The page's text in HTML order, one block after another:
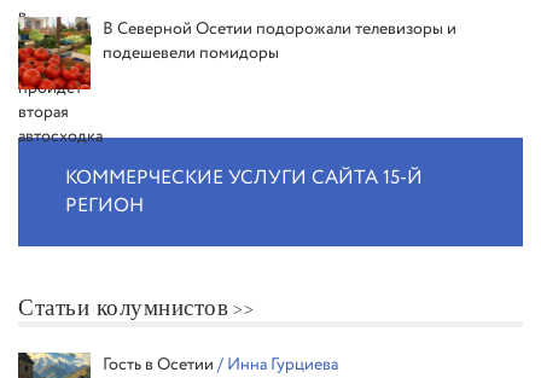
В Северной Осетии подорожали телевизоры и
подешевели помидоры
КОММЕРЧЕСКИЕ УСЛУГИ САЙТА 15-Й
РЕГИОН
Статьи колумнистов
Гость в Осетии / Инна Гурциева